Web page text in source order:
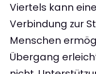
Viertels kann
Verbindung zur
Menschen
Übergang